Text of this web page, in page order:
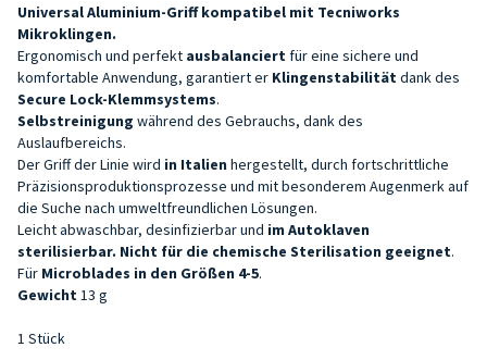
Universal Aluminium-Griff kompatibel mit Tecniworks
Mikroklingen.
Ergonomisch und perfekt ausbalanciert für eine sichere und
komfortable Anwendung, garantiert er Klingenstabilität dank des
Secure Lock-Klemmsystems.
Selbstreinigung während des Gebrauchs, dank des
Auslaufbereichs.
Der Griff der Linie wird in Italien hergestellt, durch fortschrittliche
Präzisionsproduktionsprozesse und mit besonderem Augenmerk auf
die Suche nach umweltfreundlichen Lösungen.
Leicht abwaschbar, desinfizierbar und im Autoklaven
sterilisierbar. Nicht für die chemische Sterilisation geeignet.
Für Microblades in den Größen 4-5.
Gewicht 13 g
1 Stück